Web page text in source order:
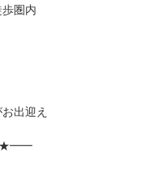
圏内
出迎え
★━━